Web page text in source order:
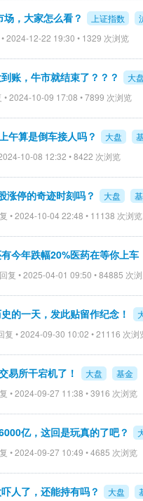
，大家怎么看？ 上证指数
2024-12-22 19:30 • 1329 次浏览
账，牛市就结束了？？？ 大
• 2024-10-09 17:08 • 7899 次浏览
午算是倒车接人吗？ 大盘
10-08 12:32 • 8422 次浏览
涨停的奇迹时刻吗？ 大盘
• 2024-10-04 22:48 • 11138 次浏览
今年跌幅20%医药在等你上车
回复 • 2025-04-01 09:50 • 84885 次
的一天，发此贴留作纪念！
复 • 2024-09-30 10:02 • 21116 次浏
易所干宕机了！ 大盘 基金
• 2024-09-27 11:38 • 3916 次浏览
亿，这回是玩真的了吧？
• 2024-09-27 10:49 • 4685 次浏览
人了，还能持有吗？ 大盘